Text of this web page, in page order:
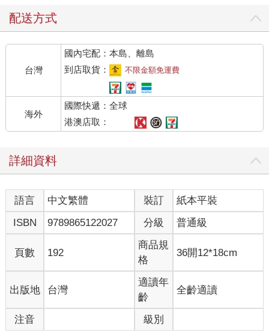
配送方式
台灣
國內宅配：本島、離島
到店取貨：
不限金額免運費
海外
國際快遞：全球
港澳店取：
詳細資料
語言 中文繁體 裝訂
紙本平裝
ISBN
9789865122027 分級 普通級
頁數 192
商品規
格
36開12*18cm
出版地 台灣
適讀年
齡
全齡適讀
注音 級別